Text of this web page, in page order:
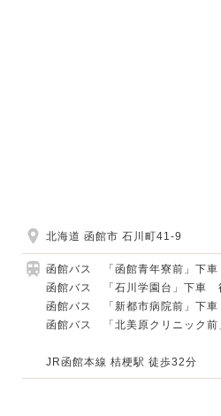
北海道 函館市 石川町41-9
函館バス 「函館青年寮前」下
函館バス 「石川学園台」下車
函館バス 「新都市病院前」下
函館バス 「北美原クリニック
JR函館本線 桔梗駅 徒歩32分